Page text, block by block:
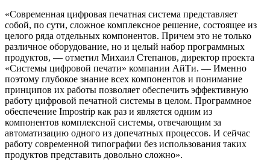
«Современная цифровая печатная система представляет
собой, по сути, сложное комплексное решение, состоящее из
целого ряда отдельных компонентов. Причем это не только
различное оборудование, но и целый набор программных
продуктов, — отметил Михаил Степанов, директор проекта
«Системы цифровой печати» компании АйТи. — Именно
поэтому глубокое знание всех компонентов и понимание
принципов их работы позволяет обеспечить эффективную
работу цифровой печатной системы в целом. Программное
обеспечение Impostrip как раз и является одним из
компонентов комплексной системы, отвечающим за
автоматизацию одного из допечатных процессов. И сейчас
работу современной типографии без использования таких
продуктов представить довольно сложно».